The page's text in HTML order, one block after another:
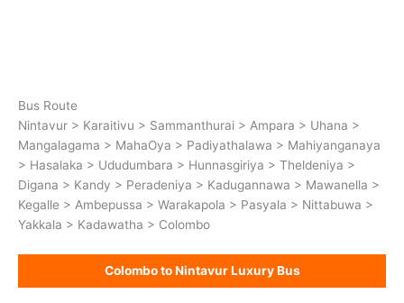
Bus Route
Nintavur > Karaitivu > Sammanthurai > Ampara > Uhana >
Mangalagama > MahaOya > Padiyathalawa > Mahiyanganaya
> Hasalaka > Ududumbara > Hunnasgiriya > Theldeniya >
Digana > Kandy > Peradeniya > Kadugannawa > Mawanella >
Kegalle > Ambepussa > Warakapola > Pasyala > Nittabuwa >
Yakkala > Kadawatha > Colombo
Colombo to Nintavur Luxury Bus